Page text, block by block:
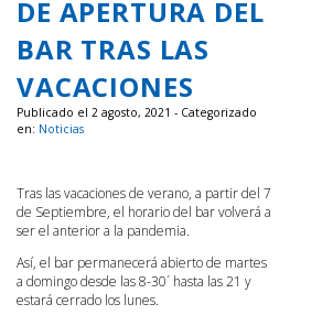
DE APERTURA DEL
BAR TRAS LAS
VACACIONES
Publicado el 2 agosto, 2021 - Categorizado
en: Noticias
Tras las vacaciones de verano, a partir del 7
de Septiembre, el horario del bar volverá a
ser el anterior a la pandemia.
Así, el bar permanecerá abierto de martes
a domingo desde las 8-30´ hasta las 21 y
estará cerrado los lunes.